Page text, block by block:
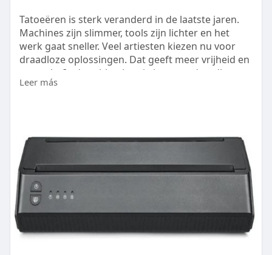
Tatoeëren is sterk veranderd in de laatste jaren.
Machines zijn slimmer, tools zijn lichter en het
werk gaat sneller. Veel artiesten kiezen nu voor
draadloze oplossingen. Dat geeft meer vrijheid en
controle. In deze blog lees je hoe een draadloos
tattoo apparaat, een draadloos tattoo printer en
2024/de-t
Leer más